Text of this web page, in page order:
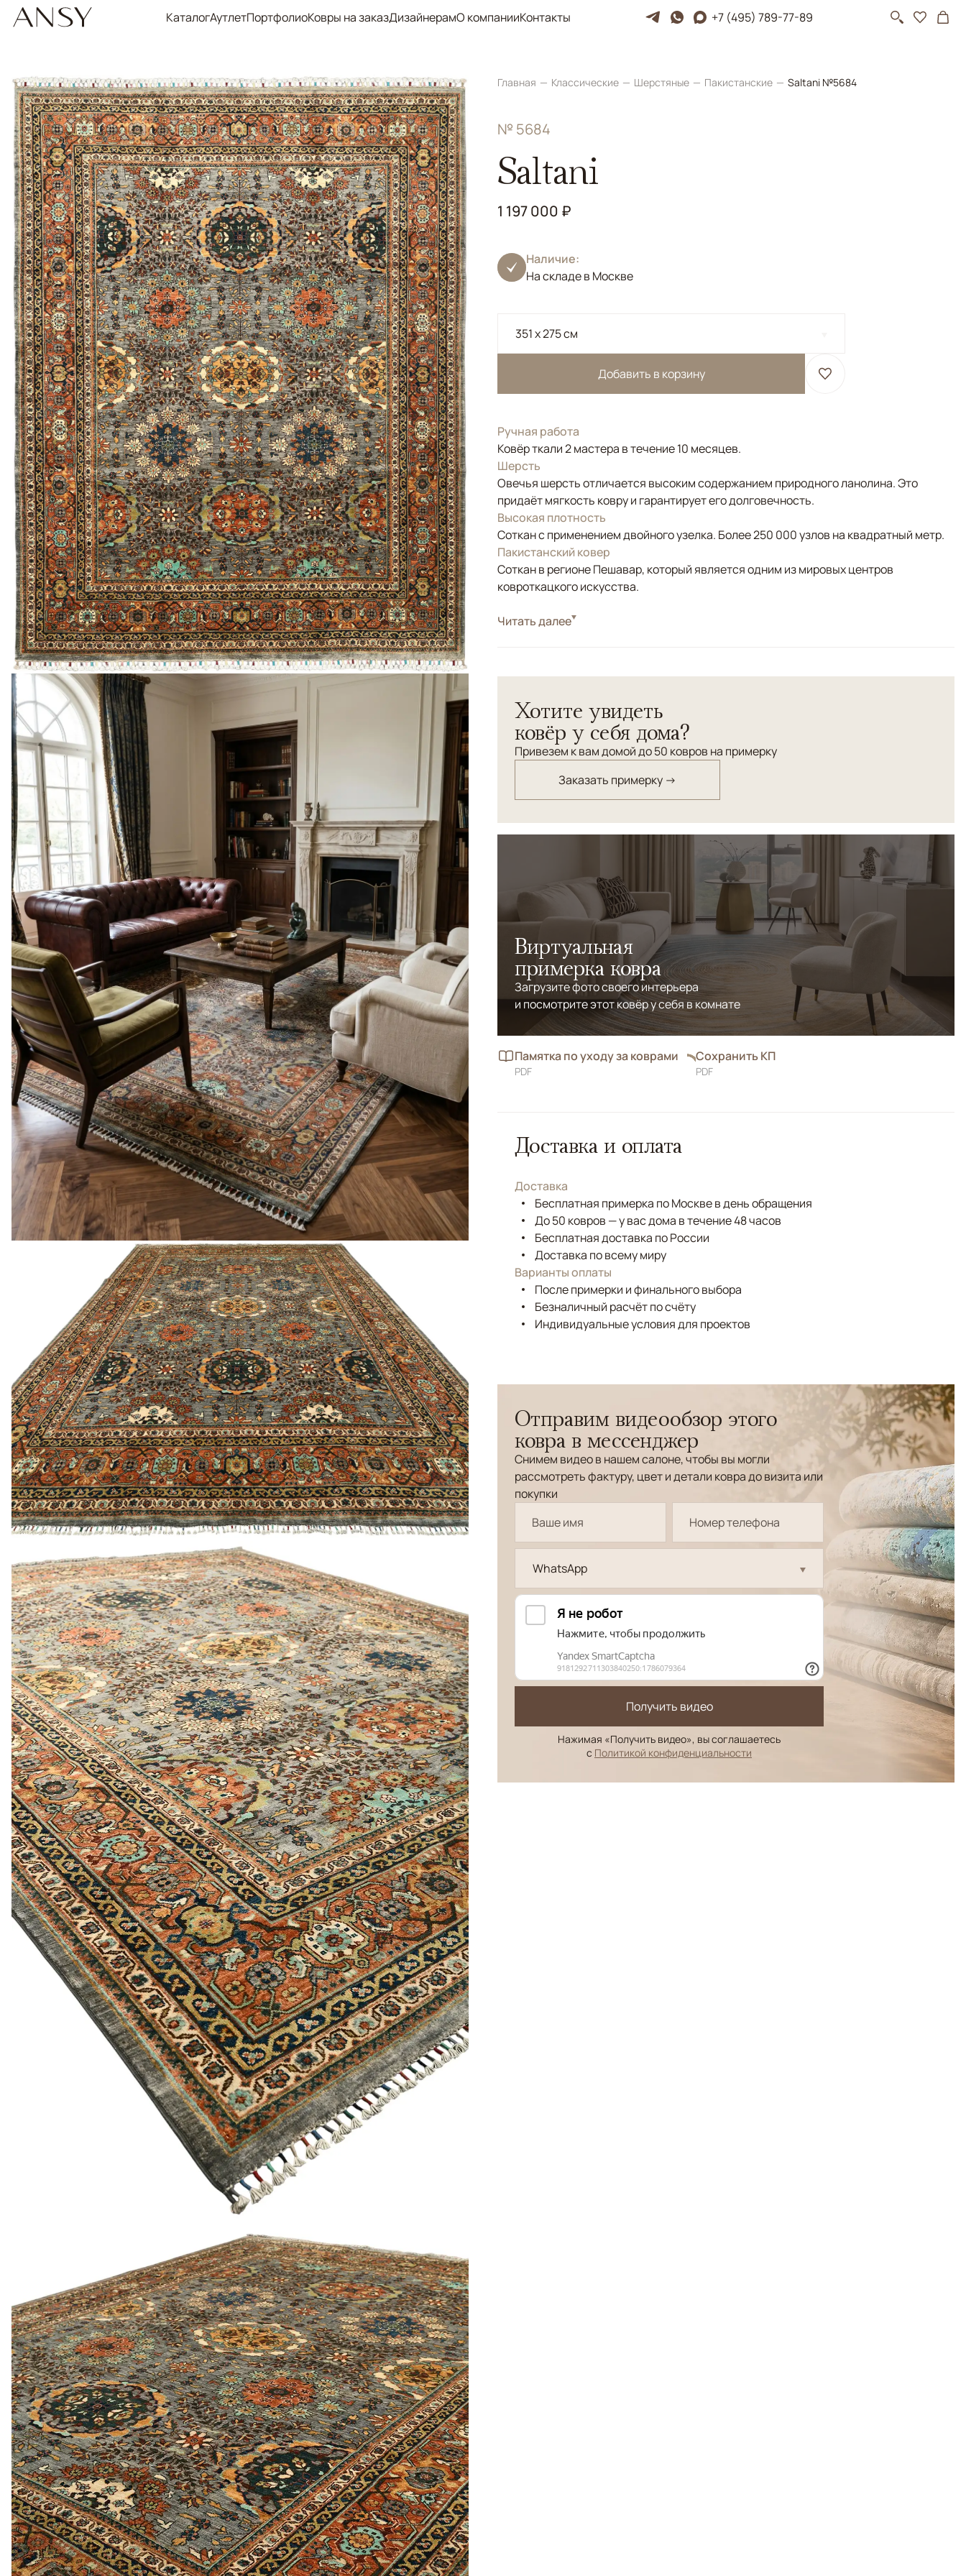
КаталогАутлетПортфолиоКовры на заказДизайнерамО компанииКонтакты +7 (495) 789-77-89
Главная Классические Шерстяные Пакистанские Saltani №5684
№ 5684
Saltani
1 197 000 ₽
Наличие:
На складе в Москве
351 x 275 см
Добавить в корзину
Ручная работа
Ковёр ткали 2 мастера в течение 10 месяцев.
Шерсть
Овечья шерсть отличается высоким содержанием природного ланолина. Это
придаёт мягкость ковру и гарантирует его долговечность.
Высокая плотность
Соткан с применением двойного узелка. Более 250 000 узлов на квадратный метр.
Пакистанский ковер
Соткан в регионе Пешавар, который является одним из мировых центров
ковроткацкого искусства.
СтильКлассические
традиционными восточными мотивами. Серый фон выгодно подчеркивает теплые
оттенки узора, создавая гармоничное и элегантное решение для гостиной,
кабинета или классического интерьера.
Читать далее
Хотите увидеть
ковёр у себя дома?
Привезем к вам домой до 50 ковров на примерку
Заказать примерку →
Виртуальная
примерка ковра
Загрузите фото своего интерьера
и посмотрите этот ковёр у себя в комнате
Памятка по уходу за коврами
PDF
Сохранить КП
PDF
Доставка и оплата
Доставка
Бесплатная примерка по Москве в день обращения
До 50 ковров — у вас дома в течение 48 часов
Бесплатная доставка по России
Доставка по всему миру
Варианты оплаты
После примерки и финального выбора
Безналичный расчёт по счёту
Индивидуальные условия для проектов
Отправим видеообзор этого
ковра в мессенджер
Снимем видео в нашем салоне, чтобы вы могли
рассмотреть фактуру, цвет и детали ковра до визита или
покупки
WhatsApp
Получить видео
Нажимая «Получить видео», вы соглашаетесь
с Политикой конфиденциальности